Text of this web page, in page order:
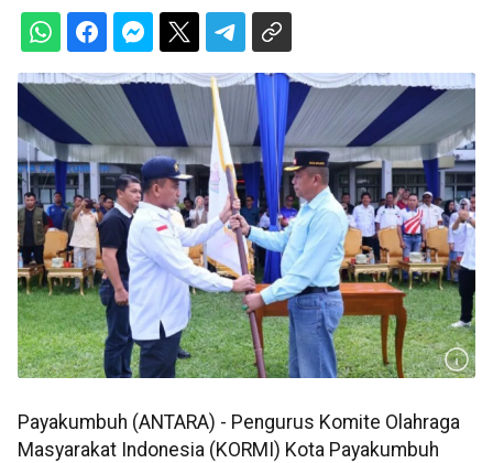
Payakumbuh (ANTARA) - Pengurus Komite Olahraga
Masyarakat Indonesia (KORMI) Kota Payakumbuh